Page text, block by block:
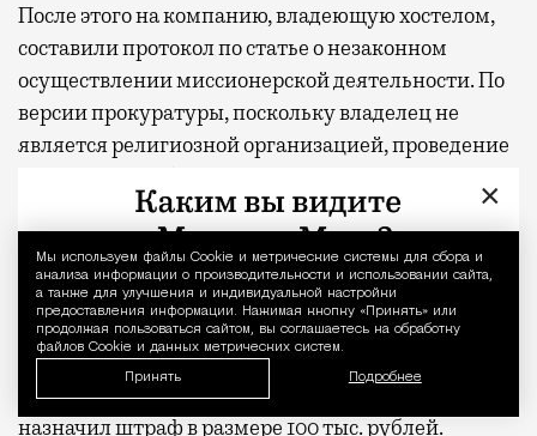
Уведомление
Мы используем файлы Сookie и метрические системы для сбора и
анализа информации о производительности и использовании сайта,
а также для улучшения и индивидуальной настройки
предоставления информации. Нажимая кнопку «Принять» или
продолжая пользоваться сайтом, вы соглашаетесь на обработку
файлов Cookie и данных метрических систем.
Принять Подробнее
После этого на компанию, владеющую хостелом,
составили протокол по статье о незаконном
осуществлении миссионерской деятельности. По
версии прокуратуры, поскольку владелец не
является религиозной организацией, проведение
религиозных обрядов в помещении хостела
нарушает требования законодательства.
Директор хостела Георгий рассказал изданию, что,
как ему объяснили, для организации места для
молитвы необходимо оборудовать специальное
помещение и оформить соответствующее
разрешение. Суд признал компанию виновной и
назначил штраф в размере 100 тыс. рублей.
×